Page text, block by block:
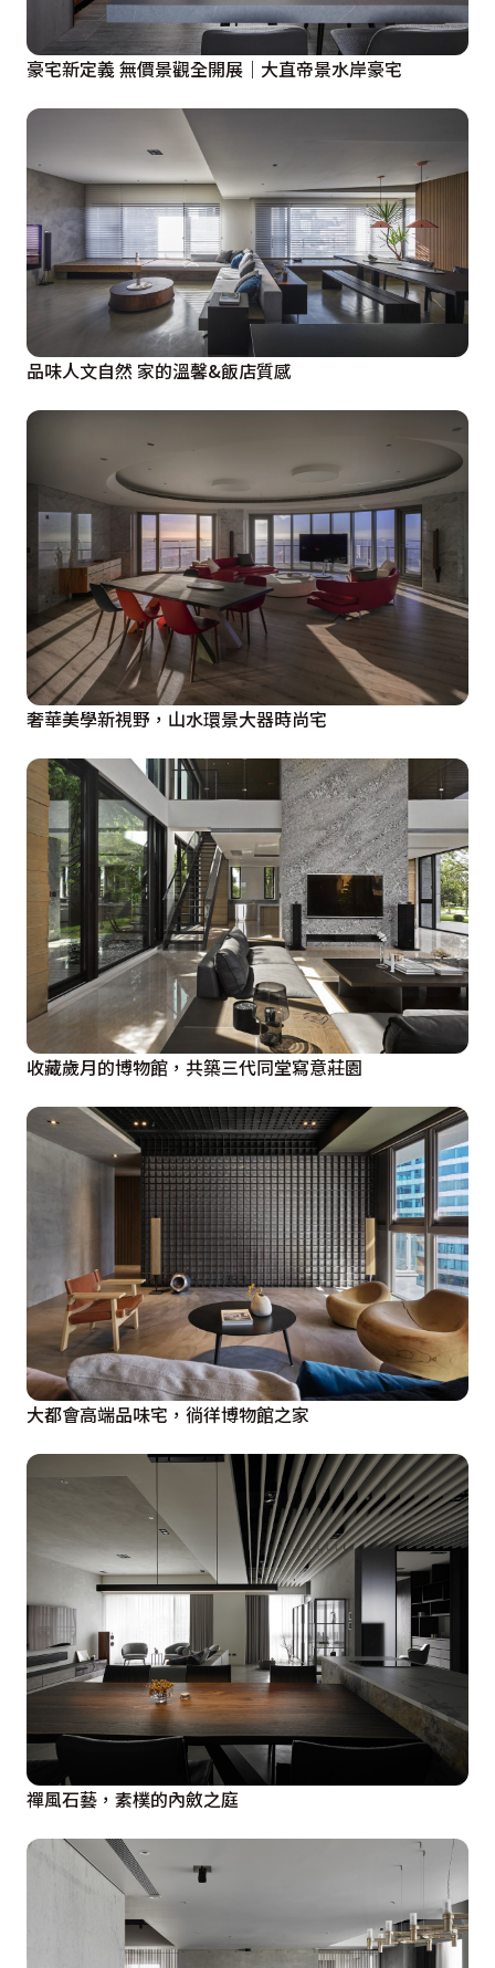
豪宅新定義 無價景觀全開展｜大直帝景水岸豪宅
品味人文自然 家的溫馨&飯店質感
奢華美學新視野，山水環景大器時尚宅
收藏歲月的博物館，共築三代同堂寫意莊園
大都會高端品味宅，徜徉博物館之家
禪風石藝，素樸的內斂之庭